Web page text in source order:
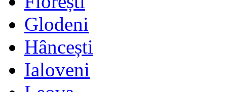
Glodeni
Hâncești
Ialoveni